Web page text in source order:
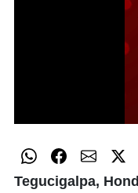
of
seconds
Tegucigalpa,